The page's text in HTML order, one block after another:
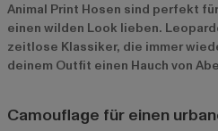
Animal Print Hosen sind perfekt
einen wilden Look lieben.
zeitlose Klassiker, die immer
deinem Outfit einen Hauch von
Camouflage für einen